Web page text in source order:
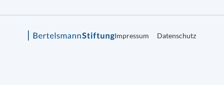
Impressum Datenschutz